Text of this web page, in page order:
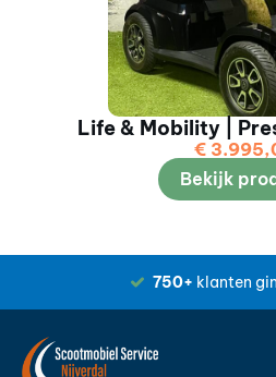
Life & Mobility |
€
Bekijk
750+ klanten